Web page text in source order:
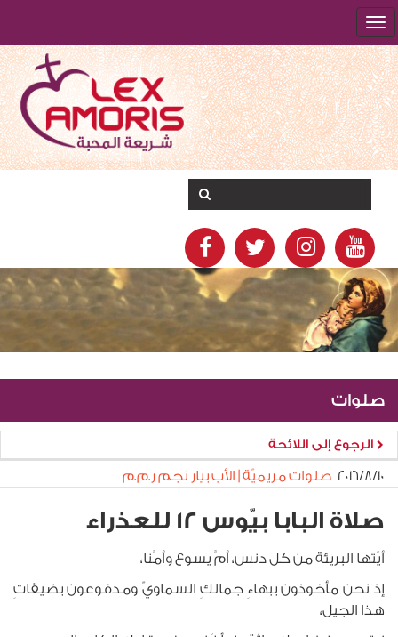
صلوات
الرجوع إلى اللائحة
١٠‏/٨‏/٢٠١٦ صلوات مريميّة | الأب بيار نجم ر.م.م
صلاة البابا بيّوس 12 للعذراء
أيّتها البريئة من كل دنس، أمَّ يسوع وأمَّنا،
إذ نحن مأخوذون ببهاءِ جمالكِ السماويّ ومدفوعون بضيقاتِ
هذا الجيل،